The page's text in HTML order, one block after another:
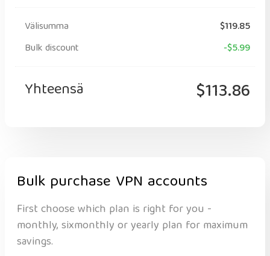
Välisumma
$119.85
Bulk discount
-$5.99
Yhteensä $113.86
Bulk purchase VPN accounts
First choose which plan is right for you -
monthly, sixmonthly or yearly plan for maximum
savings.